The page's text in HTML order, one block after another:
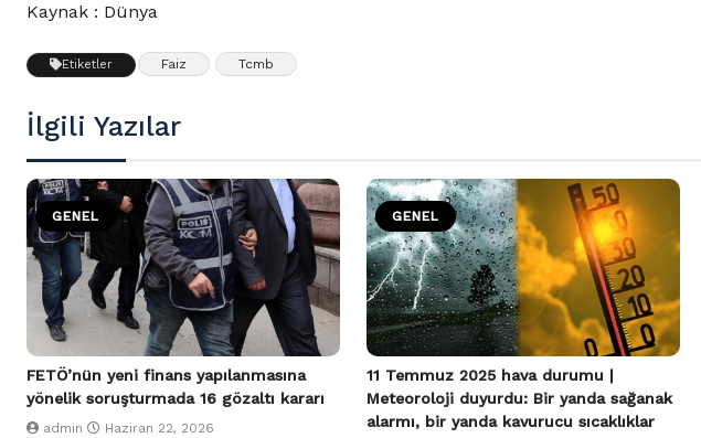
Kaynak : Dünya
Etiketler Faiz Tcmb
İlgili Yazılar
GENEL
FETÖ’nün yeni finans yapılanmasına
yönelik soruşturmada 16 gözaltı kararı
admin Haziran 22, 2026
GENEL
11 Temmuz 2025 hava durumu |
Meteoroloji duyurdu: Bir yanda sağanak
alarmı, bir yanda kavurucu sıcaklıklar